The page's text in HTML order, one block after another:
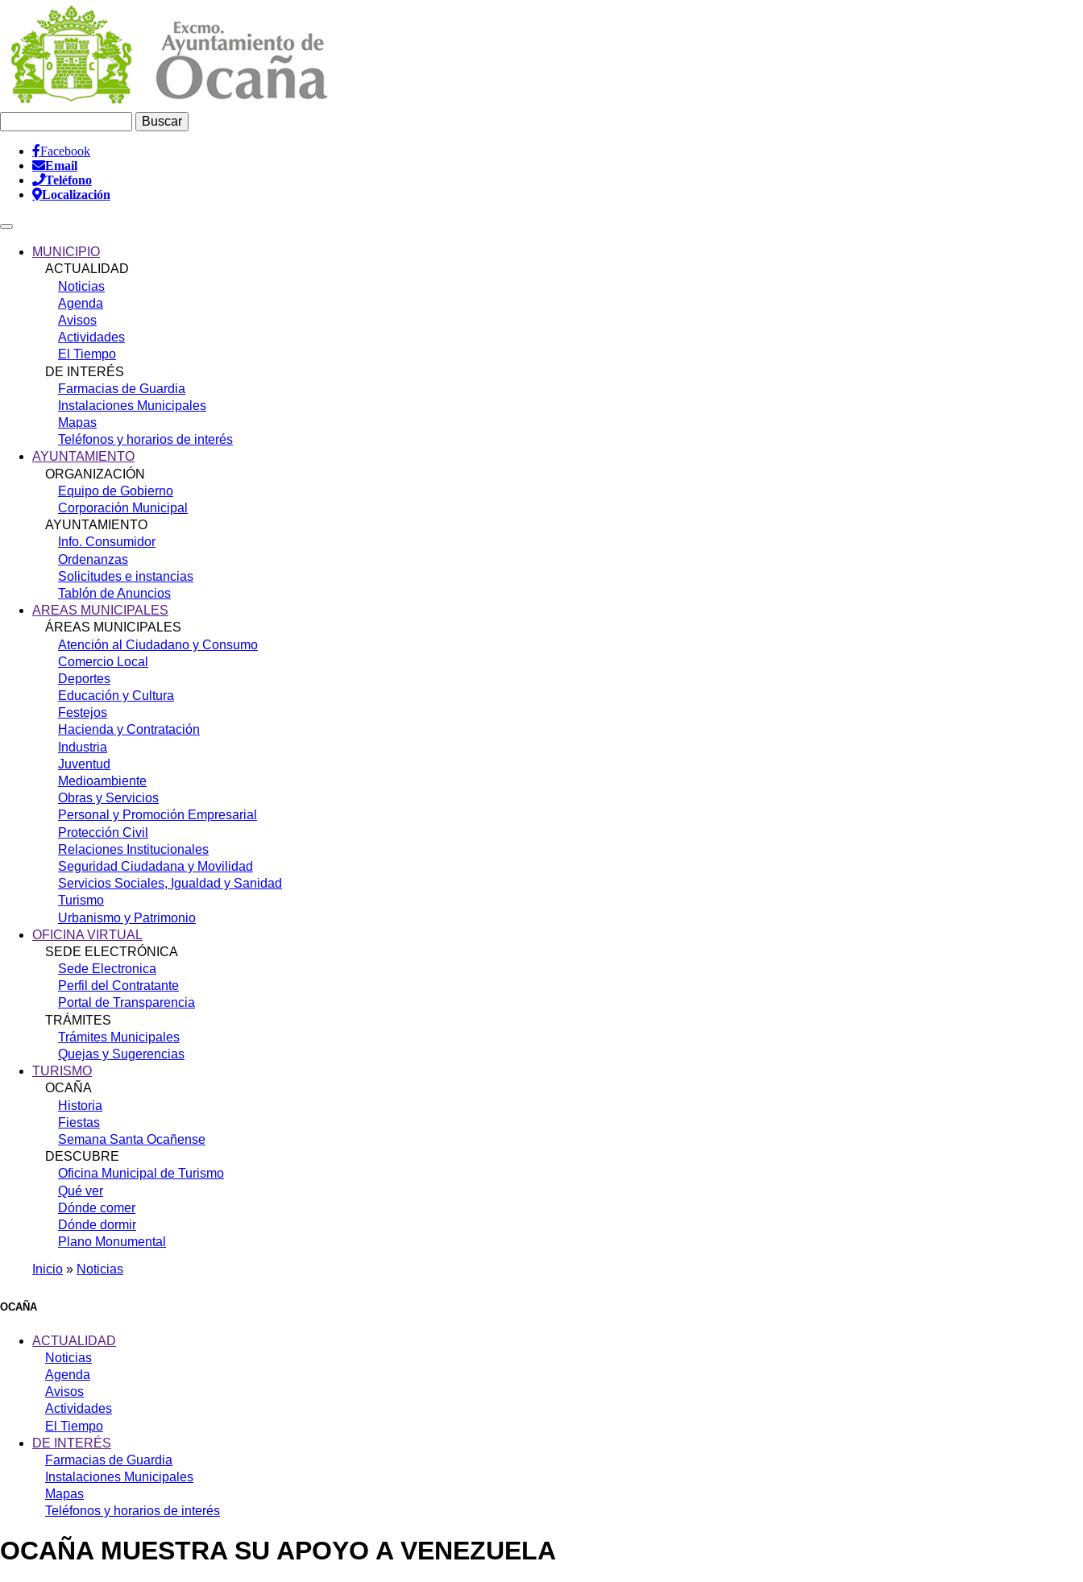
contenido
principal
Información
Header
Facebook
Email
Teléfono
Localización
navigationMUNICIPIO
ACTUALIDAD
Noticias
Agenda
Avisos
Actividades
El Tiempo
DE INTERÉS
Farmacias de Guardia
Instalaciones Municipales
Mapas
Teléfonos y horarios de interés
AYUNTAMIENTO
ORGANIZACIÓN
Equipo de Gobierno
Corporación Municipal
AYUNTAMIENTO
Info. Consumidor
Ordenanzas
Solicitudes e instancias
Tablón de Anuncios
AREAS MUNICIPALES
ÁREAS MUNICIPALES
Atención al Ciudadano y Consumo
Comercio Local
Deportes
Educación y Cultura
Festejos
Hacienda y Contratación
Industria
Juventud
Medioambiente
Obras y Servicios
Personal y Promoción Empresarial
Protección Civil
Relaciones Institucionales
Seguridad Ciudadana y Movilidad
Servicios Sociales, Igualdad y Sanidad
Turismo
Urbanismo y Patrimonio
OFICINA VIRTUAL
SEDE ELECTRÓNICA
Sede Electronica
Perfil del Contratante
Portal de Transparencia
TRÁMITES
Trámites Municipales
Quejas y Sugerencias
TURISMO
OCAÑA
Historia
Fiestas
Semana Santa Ocañense
DESCUBRE
Oficina Municipal de Turismo
Qué ver
Dónde comer
Dónde dormir
Plano Monumental
enlaces
de
ayuda
navegación
Inicio Noticias
OCAÑA
ACTUALIDAD
Noticias
Agenda
Avisos
Actividades
El Tiempo
DE INTERÉS
Farmacias de Guardia
Instalaciones Municipales
Mapas
Teléfonos y horarios de interés
OCAÑA MUESTRA SU APOYO A VENEZUELA